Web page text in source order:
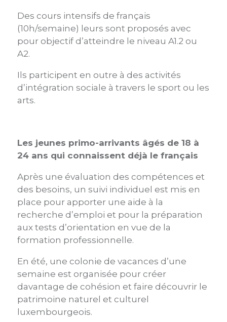
Des cours intensifs de français
(10h/semaine) leurs sont proposés avec
pour objectif d’atteindre le niveau A1.2 ou
A2.
Ils participent en outre à des activités
d’intégration sociale à travers le sport ou les
arts.
Les jeunes primo-arrivants âgés de 18 à
24 ans qui connaissent déjà le français
Après une évaluation des compétences et
des besoins, un suivi individuel est mis en
place pour apporter une aide à la
recherche d’emploi et pour la préparation
aux tests d’orientation en vue de la
formation professionnelle.
En été, une colonie de vacances d’une
semaine est organisée pour créer
davantage de cohésion et faire découvrir le
patrimoine naturel et culturel
luxembourgeois.